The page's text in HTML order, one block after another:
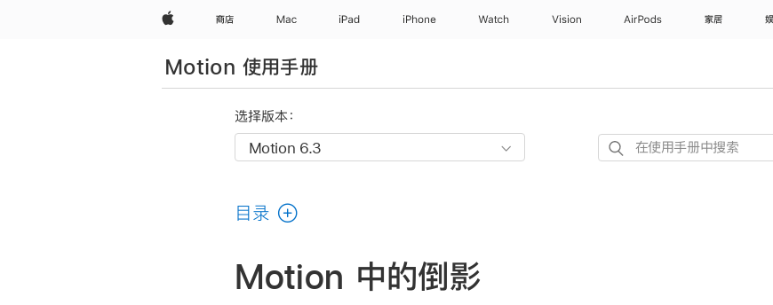
Apple 商店 Mac iPad iPhone Watch Vision AirPods 家居
Motion 使用手册
选择版本：
在
目录
Motion 中的倒影